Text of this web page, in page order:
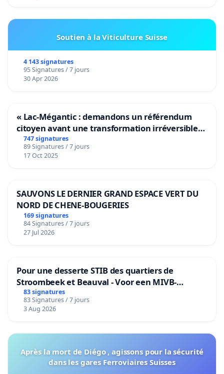
Soutien à la Viticulture Suisse
4 143 signatures
95 Signatures / 7 jours
30 Apr 2026
« Lac-Mégantic : demandons un référendum
citoyen avant une transformation irréversible
de notre territoire »
747 signatures
89 Signatures / 7 jours
17 Oct 2025
SAUVONS LE DERNIER GRAND ESPACE VERT DU
NORD DE CHENE-BOUGERIES
169 signatures
84 Signatures / 7 jours
27 Jul 2026
Pour une desserte STIB des quartiers de
Stroombeek et Beauval - Voor een MIVB-
bediening van de wijken Strombeek en Het
Voor
83 signatures
83 Signatures / 7 jours
3 Aug 2026
Après la mort de Diégo , agissons pour la sécurité
dans les gares Ferroviaires Suisses